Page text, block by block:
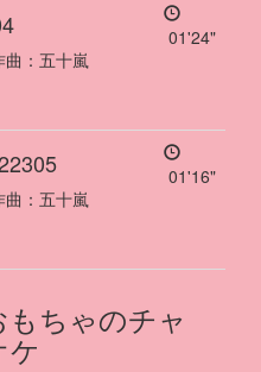
： 五十嵐
01'24"
： 五十嵐
01'16"
ちゃのチャ